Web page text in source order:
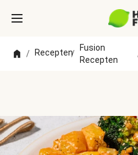
/ Recepten/
Fusion
Recepten